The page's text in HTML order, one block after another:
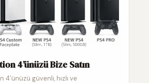
4’ünüzü Bize Satın
4’ünüzü güvenli, hızlı ve